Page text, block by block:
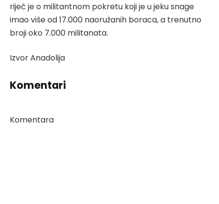
riječ je o militantnom pokretu koji je u jeku snage
imao više od 17.000 naoružanih boraca, a trenutno
broji oko 7.000 militanata.
Izvor Anadolija
Komentari
Komentara